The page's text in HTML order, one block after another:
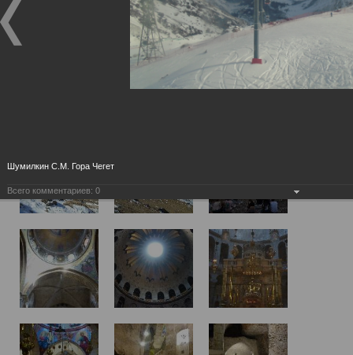
Шумилкин С.М. Гора Чегет
Всего комментариев: 0